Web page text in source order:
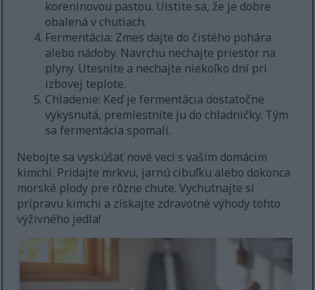
koreninovou pastou. Uistite sa, že je dobre
obalená v chutiach.
Fermentácia: Zmes dajte do čistého pohára
alebo nádoby. Navrchu nechajte priestor na
plyny. Utesnite a nechajte niekoľko dní pri
izbovej teplote.
Chladenie: Keď je fermentácia dostatočne
vykysnutá, premiestnite ju do chladničky. Tým
sa fermentácia spomalí.
Nebojte sa vyskúšať nové veci s vaším domácim
kimchi. Pridajte mrkvu, jarnú cibuľku alebo dokonca
morské plody pre rôzne chute. Vychutnajte si
prípravu kimchi a získajte zdravotné výhody tohto
výživného jedla!